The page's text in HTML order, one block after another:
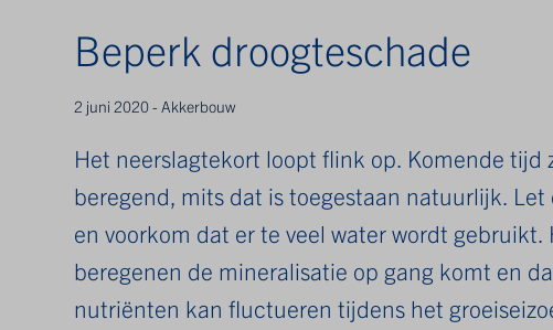
Beperk droogteschade
2 juni 2020 - Akkerbouw
Het neerslagtekort loopt flink op. Komende tijd
beregend, mits dat is toegestaan natuurlijk.
en voorkom dat er te veel water wordt
beregenen de mineralisatie op gang komt en
nutriënten kan fluctueren tijdens het